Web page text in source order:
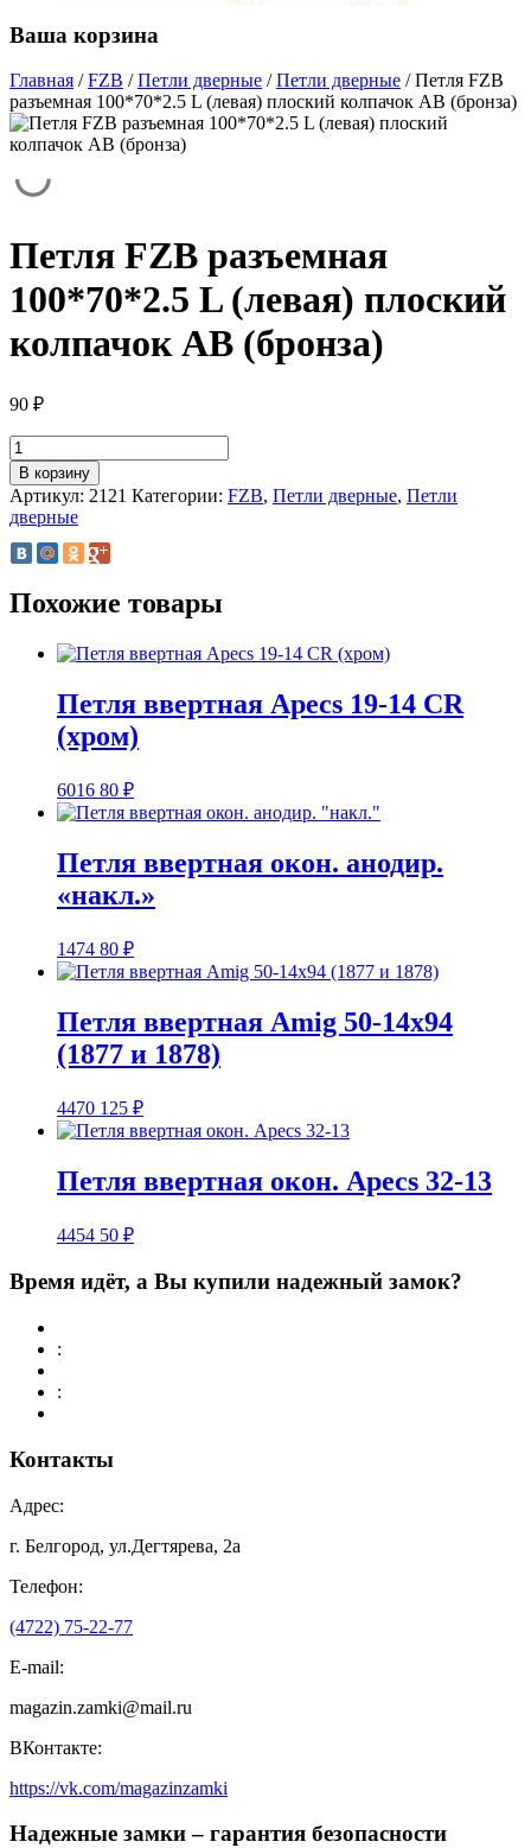
Ваша корзина
Главная / FZB / Петли дверные / Петли дверные / Петля FZB
разъемная 100*70*2.5 L (левая) плоский колпачок AB (бронза)
Петля FZB разъемная
100*70*2.5 L (левая) плоский
колпачок AB (бронза)
90 ₽
Количество
товара
Петля
FZB
разъемная
100*70*2.5
(левая)
плоский
В корзину
Артикул: 2121 Категории: FZB, Петли дверные, Петли
дверные
Похожие товары
Петля ввертная Apecs 19-14 CR
(хром)
6016 80 ₽
Петля ввертная окон. анодир.
«накл.»
1474 80 ₽
Петля ввертная Amig 50-14х94
(1877 и 1878)
4470 125 ₽
Петля ввертная окон. Apecs 32-13
4454 50 ₽
Время идёт, а Вы купили надежный замок?
:
:
Контакты
Адрес:
г. Белгород, ул.Дегтярева, 2а
Телефон:
(4722) 75-22-77
E-mail:
magazin.zamki@mail.ru
ВКонтакте:
https://vk.com/magazinzamki
Надежные замки – гарантия безопасности